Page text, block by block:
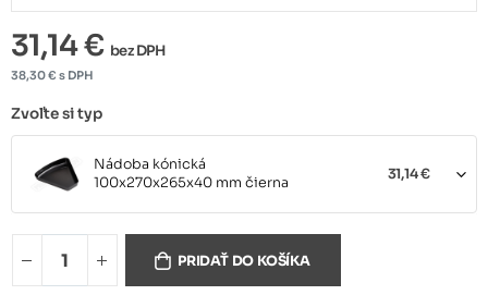
31,14 € bez DPH
38,30 € s DPH
Zvoľte si typ
Nádoba kónická
100x270x265x40 mm čierna
31,14 €
100x270x265x70 mm čierna
PRIDAŤ DO KOŠÍKA